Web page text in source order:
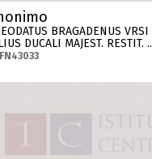
BRAGADENUS VRSI
DUCALI MAJEST. RESTIT. ..